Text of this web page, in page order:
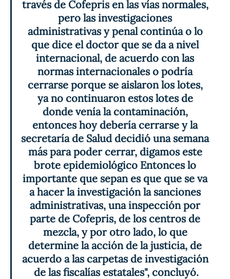
través de Cofepris en las vías normales,
pero las investigaciones
administrativas y penal continúa o lo
que dice el doctor que se da a nivel
internacional, de acuerdo con las
normas internacionales o podría
cerrarse porque se aislaron los lotes,
ya no continuaron estos lotes de
donde venía la contaminación,
entonces hoy debería cerrarse y la
secretaría de Salud decidió una semana
más para poder cerrar, digamos este
brote epidemiológico Entonces lo
importante que sepan es que que se va
a hacer la investigación la sanciones
administrativas, una inspección por
parte de Cofepris, de los centros de
mezcla, y por otro lado, lo que
determine la acción de la justicia, de
acuerdo a las carpetas de investigación
de las fiscalías estatales", concluyó.